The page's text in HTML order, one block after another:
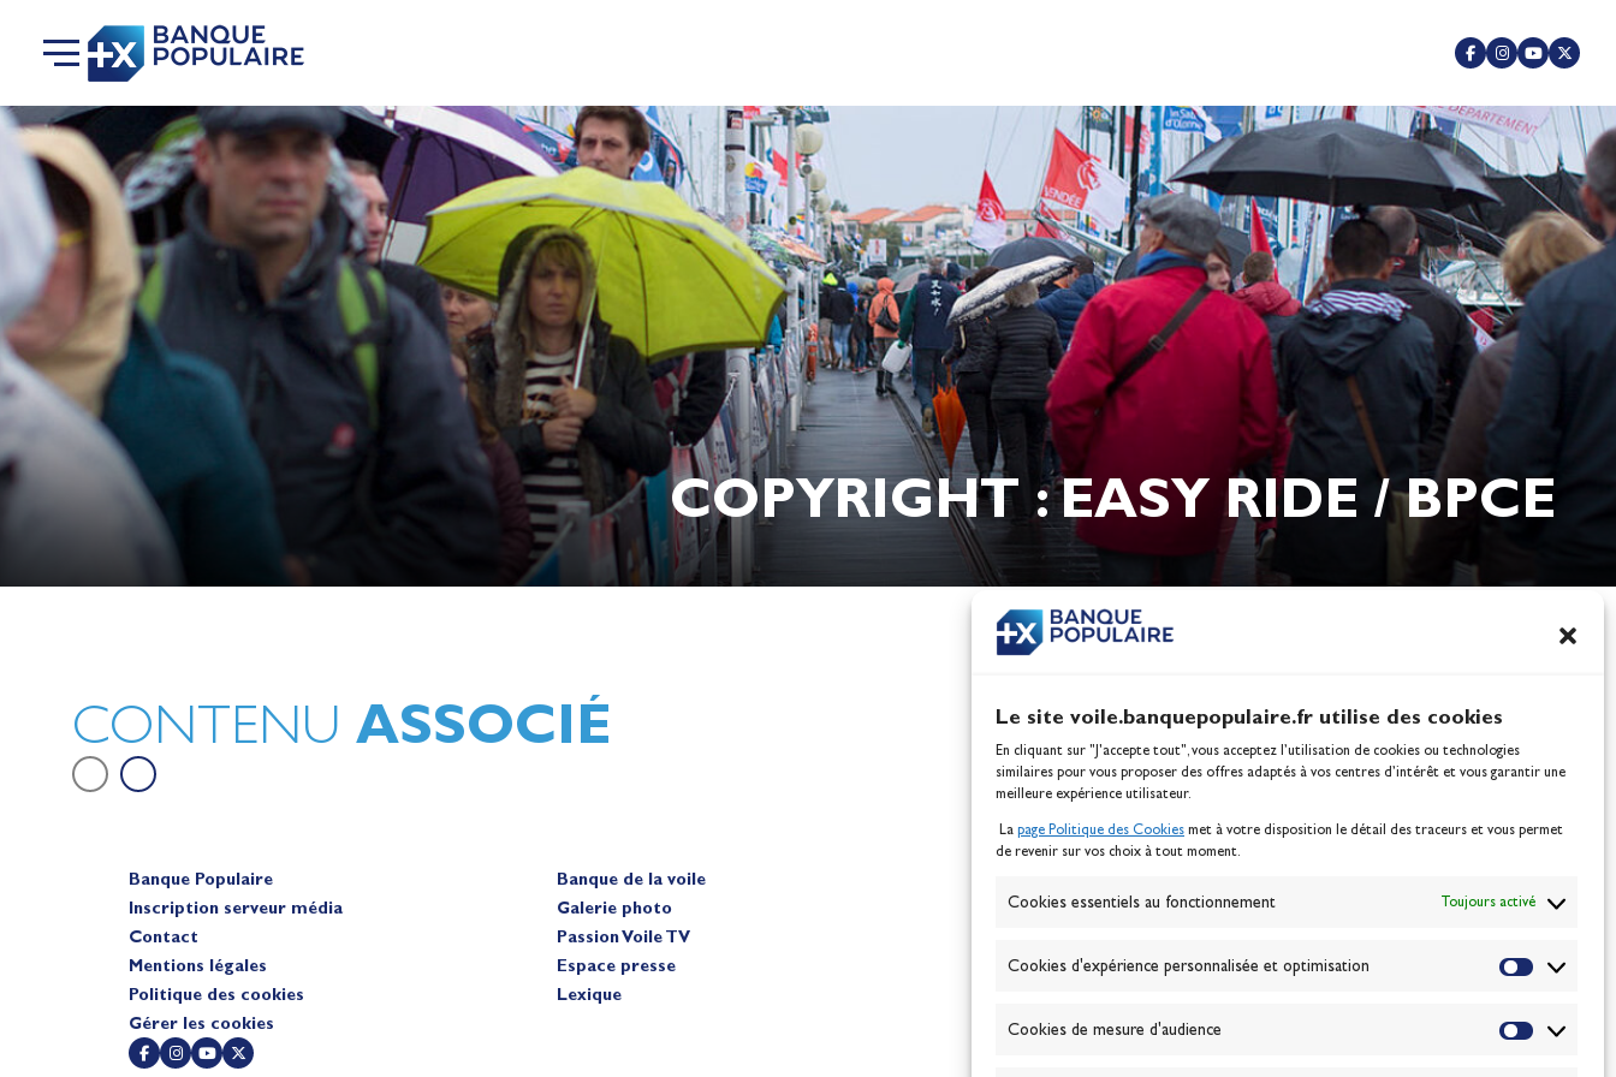
Le site voile.banquepopulaire.fr utilise des cookies
En cliquant sur "J'accepte tout", vous acceptez l’utilisation de cookies ou technologies
similaires pour vous proposer des offres adaptés à vos centres d’intérêt et vous garantir une
meilleure expérience utilisateur.
La page Politique des Cookies met à votre disposition le détail des traceurs et vous permet
de revenir sur vos choix à tout moment.
Cookies essentiels au fonctionnement Toujours activé
Cookies d'expérience personnalisée et optimisation
Cookies de mesure d'audience
COPYRIGHT : EASY RIDE / BPCE
CONTENU ASSOCIÉ
Lauriane Nolot en or à Long Beach,
Mathilde Lovadina et Lou
Berthomieu, vice-championnes
100% Glisse - Écoles
Banque Populaire
Inscription serveur média
Contact
Mentions légales
Politique des cookies
Gérer les cookies
Banque de la voile
Galerie photo
Passion Voile TV
Espace presse
Lexique
ABONNEZ-VOUS
J'accepte la